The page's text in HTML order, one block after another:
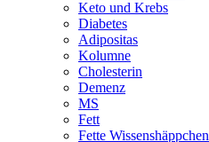
Keto und Krebs
Diabetes
Adipositas
Kolumne
Cholesterin
Demenz
MS
Fett
Fette Wissenshäppchen